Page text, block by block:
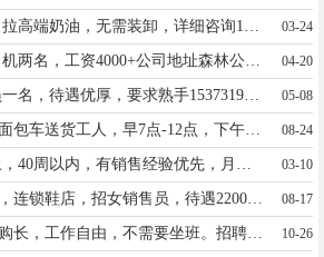
03-24
招聘配送下县司机两名，工资4000+公司地址森林公园附近，电话13932932959 04-20
冶西驿站入库员一名，待遇优厚，要求熟手15373198900，18830906510 05-08
肉联厂门市招聘面包车送货工人，早7点-12点，下午2点半-6点半，公休1天，4500+长期稳定，18631918880 08-24
03-10
北国商城世贸店，连锁鞋店，招女销售员，待遇2200～3500年龄25～45岁。电话15131322220 08-17
招聘兼职社区团购长，工作自由，不需要坐班。招聘全职业务员2500+提成，三个月转正交五险18330988883 10-26